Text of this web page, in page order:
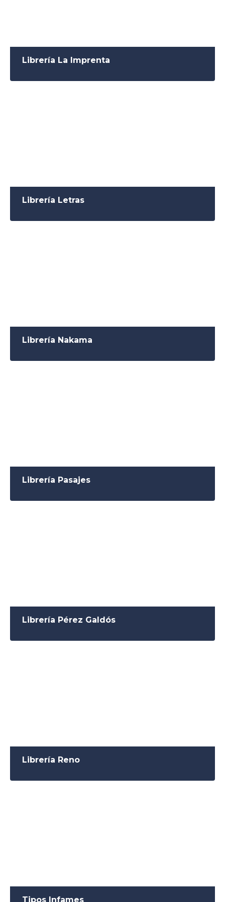
Librería La Imprenta
Librería Letras
Librería Nakama
Librería Pasajes
Librería Pérez Galdós
Librería Reno
Tipos Infames